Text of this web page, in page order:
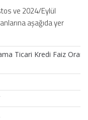
ve 2024/Eylül
aşağıda yer
Ticari Kredi Faiz Oranı